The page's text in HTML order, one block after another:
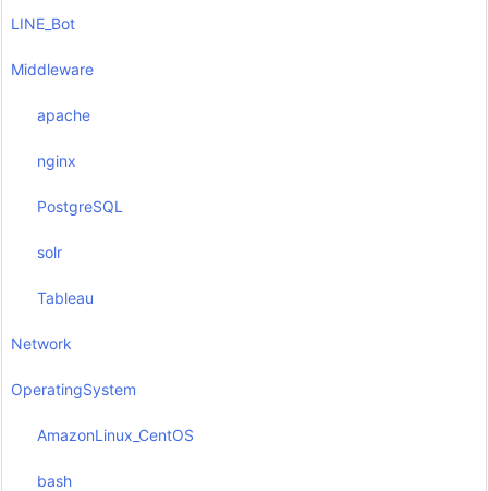
LINE_Bot
Middleware
apache
nginx
PostgreSQL
solr
Tableau
Network
OperatingSystem
AmazonLinux_CentOS
bash